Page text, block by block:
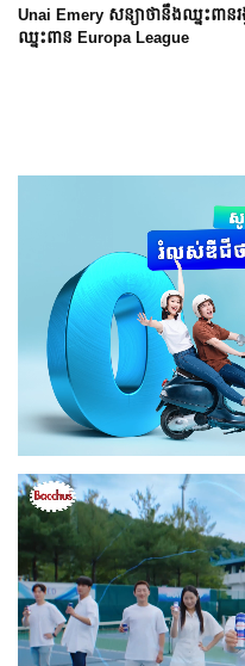
Unai Emery សន្យាថានឹងឈ្នះពានរ
ឈ្នះពាន Europa League